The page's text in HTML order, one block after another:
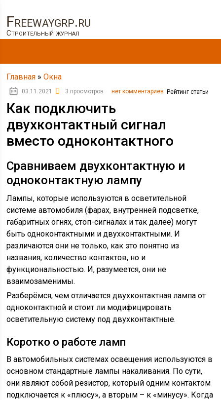
Freewaygrp.ru
Строительный журнал
Главная »Окна
03.11.2021 3 просмотров нет комментариев Рейтинг статьи
Как подключить
двухконтактный сигнал
вместо одноконтактного
Сравниваем двухконтактную и
одноконтактную лампу
Лампы, которые используются в осветительной
системе автомобиля (фарах, внутренней подсветке,
габаритных огнях, стоп-сигналах и так далее) могут
быть одноконтактными и двухконтактными. И
различаются они не только, как это понятно из
названия, количество контактов, но и
функциональностью. И, разумеется, они не
взаимозаменимы.
Разберёмся, чем отличается двухконтактная лампа от
одноконтактной и стоит ли модифицировать
осветительную систему под двухконтактные.
Коротко о работе ламп
В автомобильных системах освещения используются в
основном стандартные лампы накаливания. По сути,
они являют собой резистор, который одним контактом
подключается к «плюсу», а вторым – к «минусу». Когда